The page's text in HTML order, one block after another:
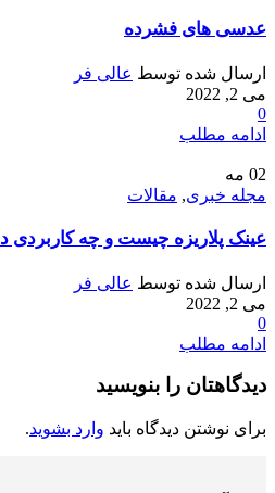
عدسی های فشرده
ارسال شده توسط عالی فر
می 2, 2022
0
ادامه مطلب
02 مه
مجله خبری, مقالات
عینک پلاریزه چیست و چه کاربردی
ارسال شده توسط عالی فر
می 2, 2022
0
ادامه مطلب
دیدگاهتان را بنویسید
برای نوشتن دیدگاه باید وارد بشوید.